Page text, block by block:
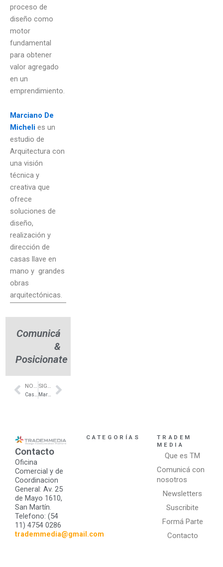
proceso de
diseño como
motor
fundamental
para obtener
valor agregado
en un
emprendimiento.
Marciano De
Micheli es un
estudio de
Arquitectura con
una visión
técnica y
creativa que
ofrece
soluciones de
diseño,
realización y
dirección de
casas llave en
mano y grandes
obras
arquitectónicas.
Comunicá
&
Posicionate
Prev Next
Contacto
Oficina
Comercial y de
Coordinacion
General: Av. 25
de Mayo 1610,
San Martín.
Telefono: (54
11) 4754 0286
trademmedia@gmail.com
CATEGORÍAS
TRADEM
MEDIA
Que es TM
Comunicá con
nosotros
Newsletters
Suscribite
Formá Parte
Contacto